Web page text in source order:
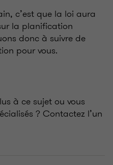
c’est que la loi aura
la planification
donc à suivre de
pour vous.
à ce sujet ou vous
? Contactez l’un